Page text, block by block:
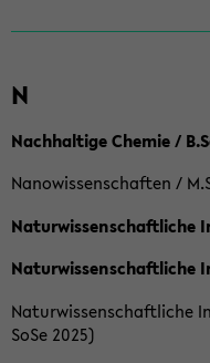
N
Nachhaltige Chemie /
Nanowissenschaften /
Naturwissenschaftliche
Naturwissenschaftliche
Naturwissenschaftliche
SoSe 2025)